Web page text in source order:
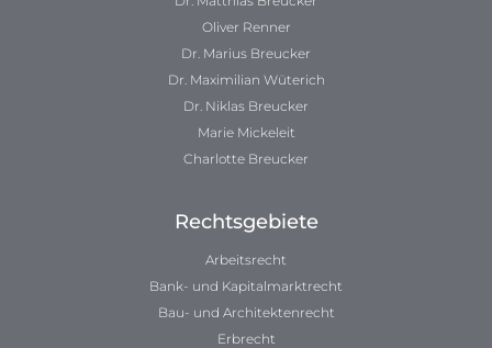
Oliver Renner
Dr. Marius Breucker
Dr. Maximilian Wüterich
Dr. Niklas Breucker
Marie Mickeleit
Charlotte Breucker
Rechtsgebiete
Arbeitsrecht
Bank- und Kapitalmarktrecht
Bau- und Architektenrecht
Erbrecht